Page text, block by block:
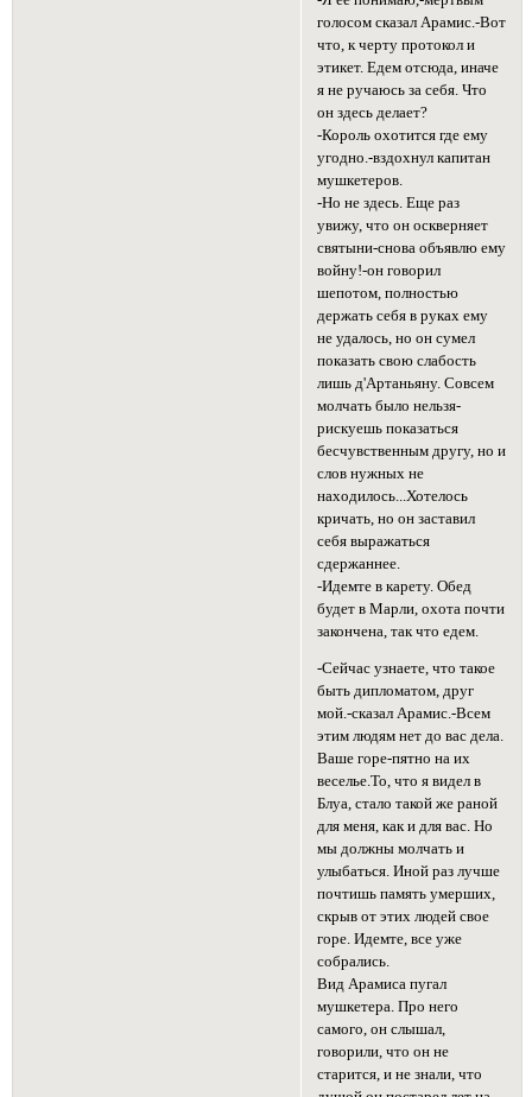
голосом сказал Арамис.-Вот
что, к черту протокол и
этикет. Едем отсюда, иначе
я не ручаюсь за себя. Что
он здесь делает?
-Король охотится где ему
угодно.-вздохнул капитан
мушкетеров.
-Но не здесь. Еще раз
увижу, что он оскверняет
святыни-снова объявлю ему
войну!-он говорил
шепотом, полностью
держать себя в руках ему
не удалось, но он сумел
показать свою слабость
лишь д'Артаньяну. Совсем
молчать было нельзя-
рискуешь показаться
бесчувственным другу, но и
слов нужных не
находилось...Хотелось
кричать, но он заставил
себя выражаться
сдержаннее.
-Идемте в карету. Обед
будет в Марли, охота почти
закончена, так что едем.
-Сейчас узнаете, что такое
быть дипломатом, друг
мой.-сказал Арамис.-Всем
этим людям нет до вас дела.
Ваше горе-пятно на их
веселье.То, что я видел в
Блуа, стало такой же раной
для меня, как и для вас. Но
мы должны молчать и
улыбаться. Иной раз лучше
почтишь память умерших,
скрыв от этих людей свое
горе. Идемте, все уже
собрались.
Вид Арамиса пугал
мушкетера. Про него
самого, он слышал,
говорили, что он не
старится, и не знали, что